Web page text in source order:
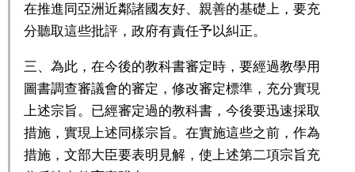
在推進同亞洲近鄰諸國友好、親善的基礎上，要充
分聽取這些批評，政府有責任予以糾正。
三、為此，在今後的教科書審定時，要經過教學用
圖書調查審議會的審定，修改審定標準，充分實現
上述宗旨。已經審定過的教科書，今後要迅速採取
措施，實現上述同樣宗旨。在實施這些之前，作為
措施，文部大臣要表明見解，使上述第二項宗旨充